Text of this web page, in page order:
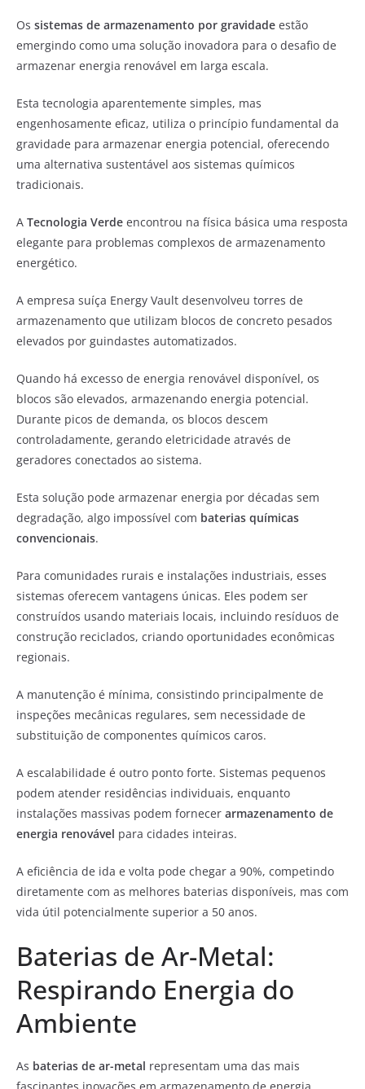
Os sistemas de armazenamento por gravidade estão
emergindo como uma solução inovadora para o desafio de
armazenar energia renovável em larga escala.
Esta tecnologia aparentemente simples, mas
engenhosamente eficaz, utiliza o princípio fundamental da
gravidade para armazenar energia potencial, oferecendo
uma alternativa sustentável aos sistemas químicos
tradicionais.
A Tecnologia Verde encontrou na física básica uma resposta
elegante para problemas complexos de armazenamento
energético.
A empresa suíça Energy Vault desenvolveu torres de
armazenamento que utilizam blocos de concreto pesados
elevados por guindastes automatizados.
Quando há excesso de energia renovável disponível, os
blocos são elevados, armazenando energia potencial.
Durante picos de demanda, os blocos descem
controladamente, gerando eletricidade através de
geradores conectados ao sistema.
Esta solução pode armazenar energia por décadas sem
degradação, algo impossível com baterias químicas
convencionais.
Para comunidades rurais e instalações industriais, esses
sistemas oferecem vantagens únicas. Eles podem ser
construídos usando materiais locais, incluindo resíduos de
construção reciclados, criando oportunidades econômicas
regionais.
A manutenção é mínima, consistindo principalmente de
inspeções mecânicas regulares, sem necessidade de
substituição de componentes químicos caros.
A escalabilidade é outro ponto forte. Sistemas pequenos
podem atender residências individuais, enquanto
instalações massivas podem fornecer armazenamento de
energia renovável para cidades inteiras.
A eficiência de ida e volta pode chegar a 90%, competindo
diretamente com as melhores baterias disponíveis, mas com
vida útil potencialmente superior a 50 anos.
Baterias de Ar-Metal:
Respirando Energia do
Ambiente
As baterias de ar-metal representam uma das mais
fascinantes inovações em armazenamento de energia,